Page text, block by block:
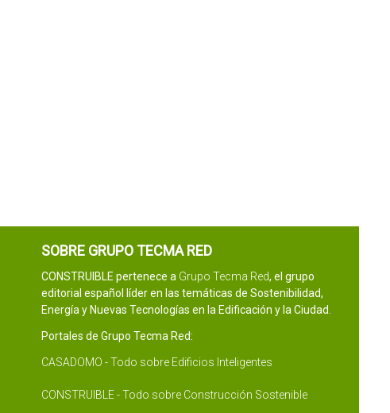
SOBRE GRUPO TECMA RED
CONSTRUIBLE pertenece a Grupo Tecma Red, el grupo
editorial español líder en las temáticas de Sostenibilidad,
Energía y Nuevas Tecnologías en la Edificación y la Ciudad.
Portales de Grupo Tecma Red:
CASADOMO - Todo sobre Edificios Inteligentes
CONSTRUIBLE - Todo sobre Construcción Sostenible